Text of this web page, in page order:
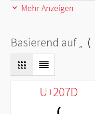
Mehr Anzeigen
Basierend auf „ (
U+207D